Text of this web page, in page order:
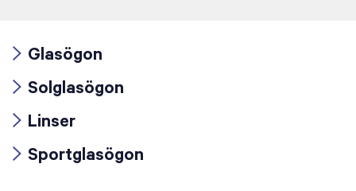
icon
Glasögon
icon
Solglasögon
icon
Linser
Sportglasögon